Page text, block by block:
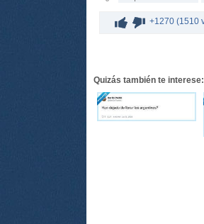
+1270 (1510
Quizás también te interese: